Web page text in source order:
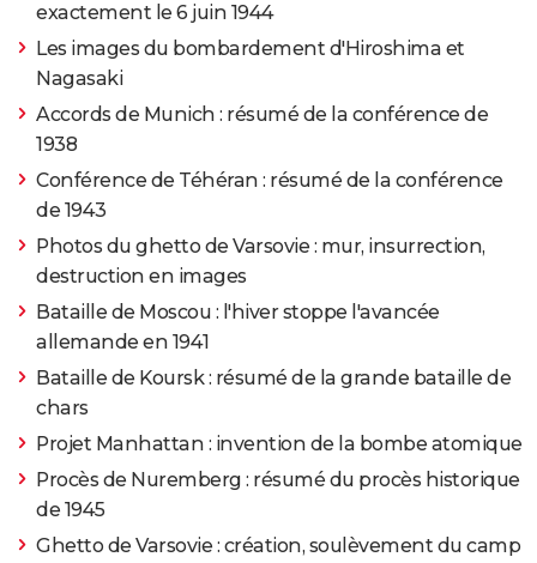
exactement le 6 juin 1944
Les images du bombardement d'Hiroshima et
Nagasaki
Accords de Munich : résumé de la conférence de
1938
Conférence de Téhéran : résumé de la conférence
de 1943
Photos du ghetto de Varsovie : mur, insurrection,
destruction en images
Bataille de Moscou : l'hiver stoppe l'avancée
allemande en 1941
Bataille de Koursk : résumé de la grande bataille de
chars
Projet Manhattan : invention de la bombe atomique
Procès de Nuremberg : résumé du procès historique
de 1945
Ghetto de Varsovie : création, soulèvement du camp